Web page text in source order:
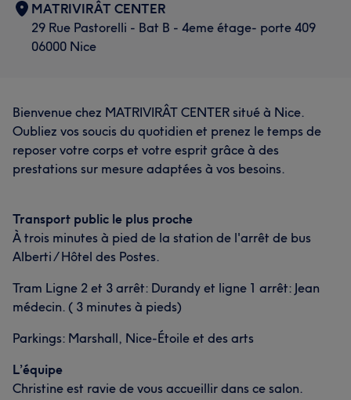
MATRIVIRÂT CENTER
29 Rue Pastorelli - Bat B - 4eme étage- porte 409
06000 Nice
Bienvenue chez MATRIVIRÂT CENTER situé à Nice.
Oubliez vos soucis du quotidien et prenez le temps de
reposer votre corps et votre esprit grâce à des
prestations sur mesure adaptées à vos besoins.
Transport public le plus proche
À trois minutes à pied de la station de l'arrêt de bus
Alberti / Hôtel des Postes.
Tram Ligne 2 et 3 arrêt: Durandy et ligne 1 arrêt: Jean
médecin. ( 3 minutes à pieds)
Parkings: Marshall, Nice-Étoile et des arts
L’équipe
Christine est ravie de vous accueillir dans ce salon.